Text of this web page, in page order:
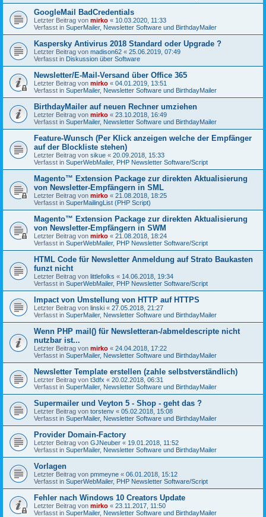
GoogleMail BadCredentials
Letzter Beitrag von mirko « 10.03.2020, 11:33
Verfasst in SuperMailer, Newsletter Software und BirthdayMailer
Kaspersky Antivirus 2018 Standard oder Upgrade ?
Letzter Beitrag von madison62 « 25.06.2019, 07:49
Verfasst in Diskussion über Software
Newsletter/E-Mail-Versand über Office 365
Letzter Beitrag von mirko « 04.01.2019, 13:51
Verfasst in SuperMailer, Newsletter Software und BirthdayMailer
BirthdayMailer auf neuen Rechner umziehen
Letzter Beitrag von mirko « 23.10.2018, 16:49
Verfasst in SuperMailer, Newsletter Software und BirthdayMailer
Feature-Wunsch (Per Klick anzeigen welche der Empfänger
auf der Blockliste stehen)
Letzter Beitrag von sikue « 20.09.2018, 15:33
Verfasst in SuperWebMailer, PHP Newsletter Software/Script
Magento™ Extension Package zur direkten Aktualisierung
von Newsletter-Empfängern in SML
Letzter Beitrag von mirko « 21.08.2018, 18:25
Verfasst in SuperMailingList (PHP Script)
Magento™ Extension Package zur direkten Aktualisierung
von Newsletter-Empfängern in SWM
Letzter Beitrag von mirko « 21.08.2018, 18:24
Verfasst in SuperWebMailer, PHP Newsletter Software/Script
HTML Code für Newsletter Anmeldung auf Strato Baukasten
funzt nicht
Letzter Beitrag von littlefolks « 14.06.2018, 19:34
Verfasst in SuperWebMailer, PHP Newsletter Software/Script
Impact von Umstellung von HTTP auf HTTPS
Letzter Beitrag von linski « 27.05.2018, 21:27
Verfasst in SuperMailer, Newsletter Software und BirthdayMailer
Wenn PHP mail() für Newsletteran-/abmeldescripte nicht
nutzbar ist...
Letzter Beitrag von mirko « 24.04.2018, 17:22
Verfasst in SuperMailer, Newsletter Software und BirthdayMailer
Newsletter Template erstellen (zahle selbstverständlich)
Letzter Beitrag von t3dfx « 20.02.2018, 06:31
Verfasst in SuperMailer, Newsletter Software und BirthdayMailer
Supermailer und Veyton 5 - Shop - geht das ?
Letzter Beitrag von torstenv « 05.02.2018, 15:08
Verfasst in SuperMailer, Newsletter Software und BirthdayMailer
Provider Domain-Factory
Letzter Beitrag von GJNeuber « 19.01.2018, 11:52
Verfasst in SuperMailer, Newsletter Software und BirthdayMailer
Vorlagen
Letzter Beitrag von pmmeyne « 06.01.2018, 15:12
Verfasst in SuperWebMailer, PHP Newsletter Software/Script
Fehler nach Windows 10 Creators Update
Letzter Beitrag von mirko « 23.11.2017, 11:50
Verfasst in SuperMailer, Newsletter Software und BirthdayMailer